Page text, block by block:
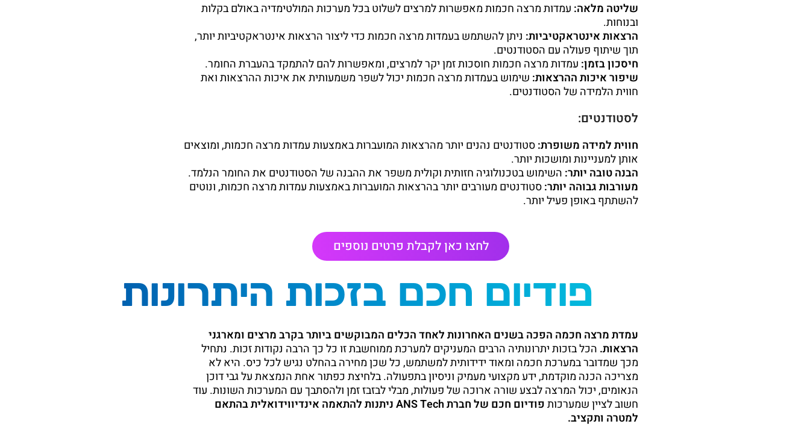
שליטה מלאה: עמדות מרצה חכמות מאפשרות למרצים לשלוט בכל מערכות המולטימדיה באולם בקלות
ובנוחות.
הרצאות אינטראקטיביות: ניתן להשתמש בעמדות מרצה חכמות כדי ליצור הרצאות אינטראקטיביות יותר,
תוך שיתוף פעולה עם הסטודנטים.
חיסכון בזמן: עמדות מרצה חכמות חוסכות זמן יקר למרצים, ומאפשרות להם להתמקד בהעברת החומר.
שיפור איכות ההרצאות: שימוש בעמדות מרצה חכמות יכול לשפר משמעותית את איכות ההרצאות ואת
חווית הלמידה של הסטודנטים.
לסטודנטים:
חווית למידה משופרת:סטודנטים נהנים יותר מהרצאות המועברות באמצעות עמדות מרצה חכמות, ומוצאים
אותן למעניינות ומושכות יותר.
הבנה טובה יותר: השימוש בטכנולוגיה חזותית וקולית משפר את ההבנה של הסטודנטים את החומר הנלמד.
מעורבות גבוהה יותר:סטודנטים מעורבים יותר בהרצאות המועברות באמצעות עמדות מרצה חכמות, ונוטים
להשתתף באופן פעיל יותר.
לחצו כאן לקבלת פרטים נוספים
פודיום חכם בזכות היתרונות
עמדת מרצה חכמה הפכה בשנים האחרונות לאחד הכלים המבוקשים ביותר בקרב מרצים ומארגני
הרצאות. הכל בזכות יתרונותיה הרבים המעניקים למערכת ממוחשבת זו כל כך הרבה נקודות זכות. נתחיל
מכך שמדובר במערכת חכמה ומאוד ידידותית למשתמש, כל שכן מחירה בהחלט נגיש לכל כיס. היא לא
מצריכה הכנה מוקדמת, ידע מקצועי מעמיק וניסיון בתפעולה. בלחיצת כפתור אחת הנמצאת על גבי דוכן
הנאומים, יכול המרצה לבצע שורה ארוכה של פעולות, מבלי לבזבז זמן ולהסתבך עם המערכות השונות. עוד
חשוב לציין שמערכות
פודיום חכם של חברת ANS Tech ניתנות להתאמה אינדיווידואלית בהתאם
למטרה ותקציב.